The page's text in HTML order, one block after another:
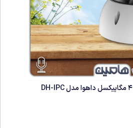
دوربین مداربسته تحت شبکه 4 مگاپیکسل داهوا مدل DH-IPC